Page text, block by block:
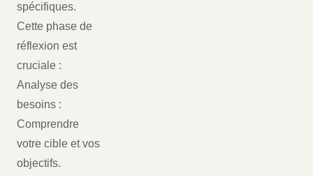
spécifiques.
Cette phase de
réflexion est
cruciale :
Analyse des
besoins :
Comprendre
votre cible et vos
objectifs.